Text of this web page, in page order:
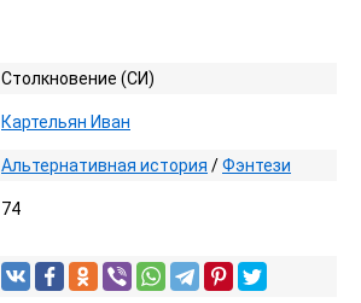
Столкновение (СИ)
Картельян Иван
Альтернативная история /Фэнтези
74